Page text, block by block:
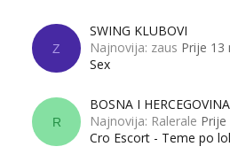
Z
SWING KLUBOVI
Najnovija: zaus Prije 13
Sex
R
BOSNA I
Najnovija: Ralerale
Cro Escort - Teme po